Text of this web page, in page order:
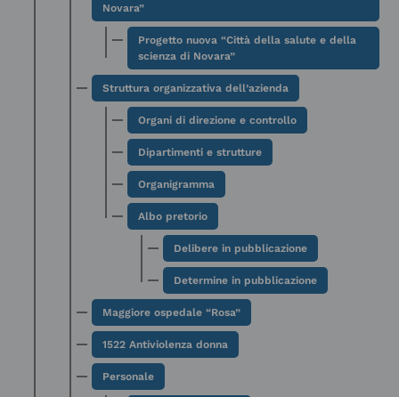
Novara”
Progetto nuova “Città della salute e della
scienza di Novara”
Struttura organizzativa dell’azienda
Organi di direzione e controllo
Dipartimenti e strutture
Organigramma
Albo pretorio
Delibere in pubblicazione
Determine in pubblicazione
Maggiore ospedale “Rosa”
1522 Antiviolenza donna
Personale